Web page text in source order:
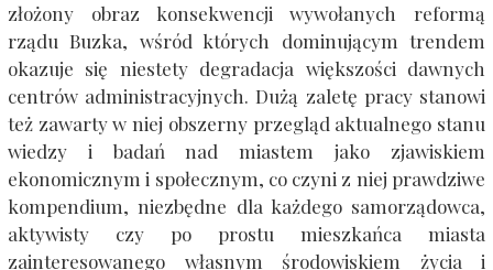
złożony obraz konsekwencji wywołanych reformą
rządu Buzka, wśród których dominującym trendem
okazuje się niestety degradacja większości dawnych
centrów administracyjnych. Dużą zaletę pracy stanowi
też zawarty w niej obszerny przegląd aktualnego stanu
wiedzy i badań nad miastem jako zjawiskiem
ekonomicznym i społecznym, co czyni z niej prawdziwe
kompendium, niezbędne dla każdego samorządowca,
aktywisty czy po prostu mieszkańca miasta
zainteresowanego własnym środowiskiem życia i